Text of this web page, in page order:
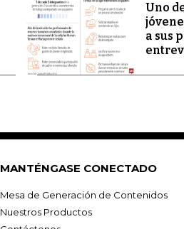
Uno
a sus
MANTÉNGASE CONECTADO
Mesa de Generación de Contenidos
Nuestros Productos